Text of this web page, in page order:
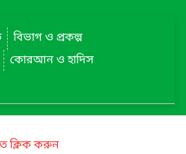
বিভাগ ও প্রকল্প
কোরআন ও হাদিস
ক্লিক করুন